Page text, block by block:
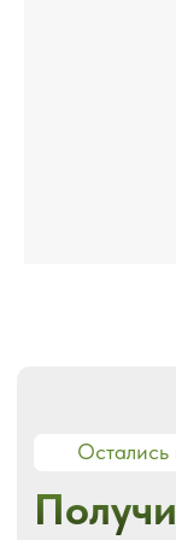
О СТУДИИ